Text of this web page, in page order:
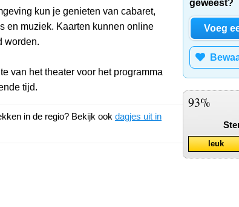
geweest?
Voeg
93%
leuk
kun je genieten van cabaret,
en muziek. Kaarten kunnen online
worden.
van het theater voor het programma
tijd.
in de regio? Bekijk ook dagjes uit in